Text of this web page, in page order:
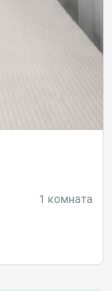
1 комната